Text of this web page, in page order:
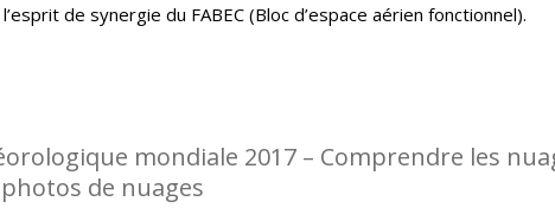
de synergie du FABEC (Bloc d’espace aérien fonctionnel).
mondiale 2017 – Comprendre les
de nuages